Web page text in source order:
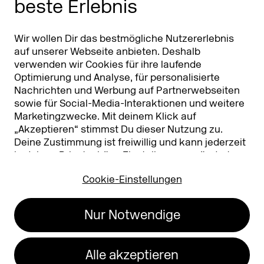
beste Erlebnis
Wir wollen Dir das bestmögliche Nutzererlebnis
auf unserer Webseite anbieten. Deshalb
verwenden wir Cookies für ihre laufende
Optimierung und Analyse, für personalisierte
Nachrichten und Werbung auf Partnerwebseiten
sowie für Social-Media-Interaktionen und weitere
Marketingzwecke. Mit deinem Klick auf
„Akzeptieren“ stimmst Du dieser Nutzung zu.
Deine Zustimmung ist freiwillig und kann jederzeit
in deinen Privatsphäre-Einstellungen
geändert
Nutzung findest Du in unserer
Cookie-Einstellungen
Nur Notwendige
Alle akzeptieren
Partner
Partner & Sponsoren DMEXCO Asia
Koelnmesse GmbH
T. +49 221 821 2020
Datenschutz
Barrierefreiheit